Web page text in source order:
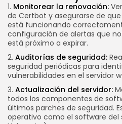
1. Monitorear la renovación:
de Certbot y asegurarse de
está funcionando
configuración de alertas que
está próximo a expirar.
2. Auditorías de seguridad:
seguridad periódicas para
vulnerabilidades en el servidor
3. Actualización del servidor:
todos los componentes de
últimos parches de seguridad.
operativo como el software del